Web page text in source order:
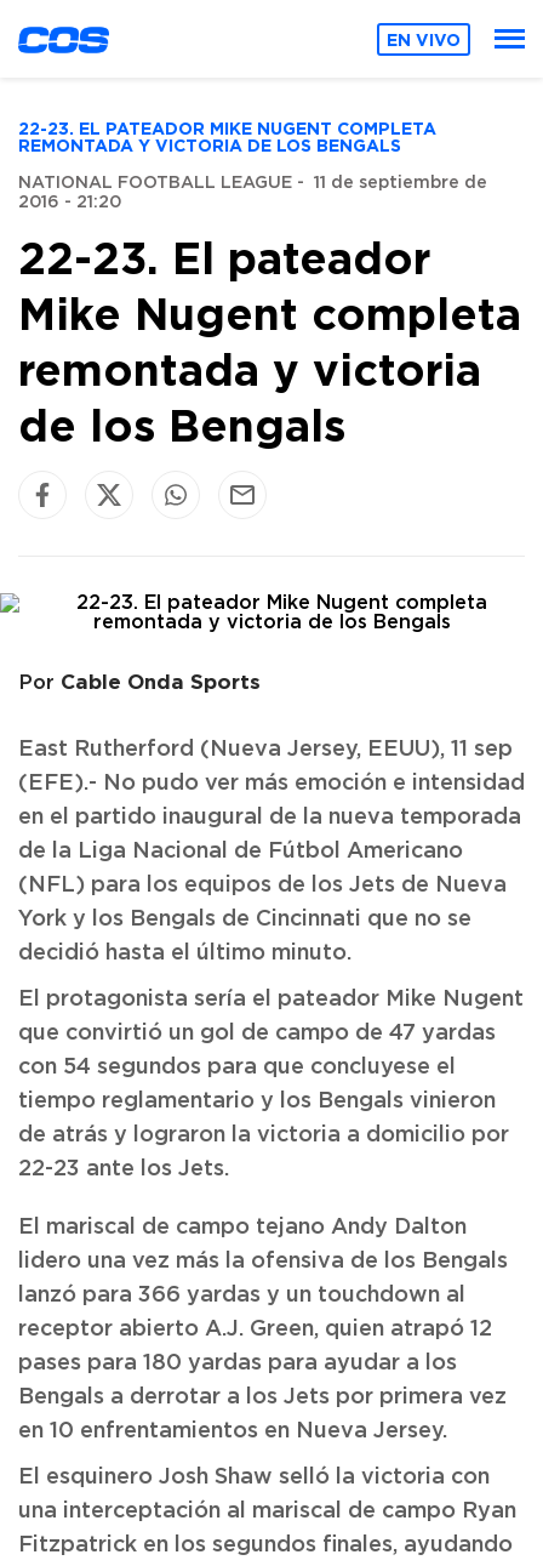
EN VIVO
22-23. EL PATEADOR MIKE NUGENT COMPLETA
REMONTADA Y VICTORIA DE LOS BENGALS
NATIONAL FOOTBALL LEAGUE - 11 de septiembre de
2016 - 21:20
22-23. El pateador
Mike Nugent completa
remontada y victoria
de los Bengals
Por Cable Onda Sports
East Rutherford (Nueva Jersey, EEUU), 11 sep
(EFE).- No pudo ver más emoción e intensidad
en el partido inaugural de la nueva temporada
de la Liga Nacional de Fútbol Americano
(NFL) para los equipos de los Jets de Nueva
York y los Bengals de Cincinnati que no se
decidió hasta el último minuto.
El protagonista sería el pateador Mike Nugent
que convirtió un gol de campo de 47 yardas
con 54 segundos para que concluyese el
tiempo reglamentario y los Bengals vinieron
de atrás y lograron la victoria a domicilio por
22-23 ante los Jets.
El mariscal de campo tejano Andy Dalton
lidero una vez más la ofensiva de los Bengals
lanzó para 366 yardas y un touchdown al
receptor abierto A.J. Green, quien atrapó 12
pases para 180 yardas para ayudar a los
Bengals a derrotar a los Jets por primera vez
en 10 enfrentamientos en Nueva Jersey.
El esquinero Josh Shaw selló la victoria con
una interceptación al mariscal de campo Ryan
Fitzpatrick en los segundos finales, ayudando